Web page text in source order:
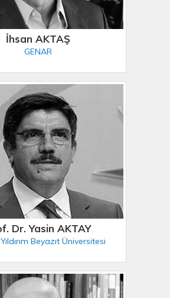
İhsan AKTAŞ
GENAR
Dr. Yasin AKTAY
Beyazıt Üniversitesi